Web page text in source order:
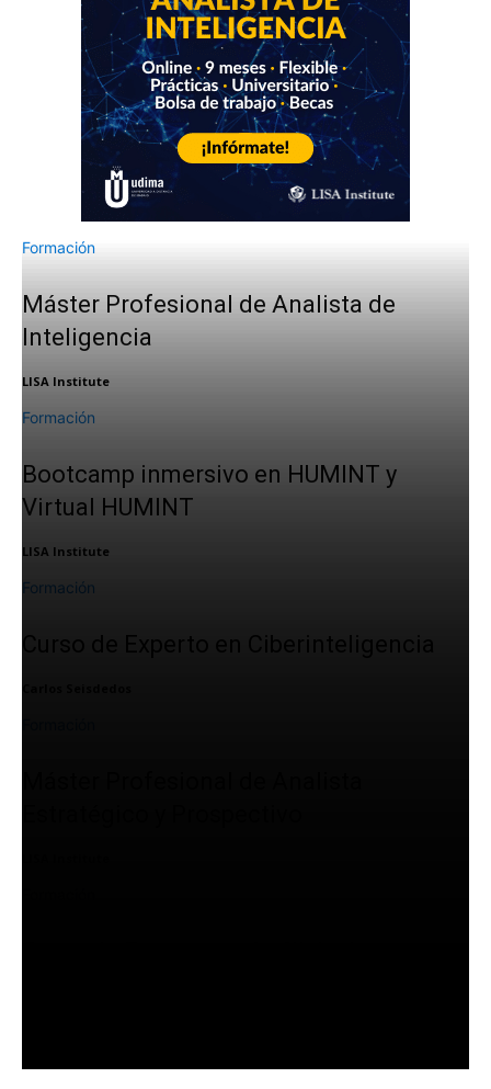
Formación
Máster Profesional de Analista de
Inteligencia
LISA Institute
Formación
Bootcamp inmersivo en HUMINT y
Virtual HUMINT
LISA Institute
Formación
Curso de Experto en Ciberinteligencia